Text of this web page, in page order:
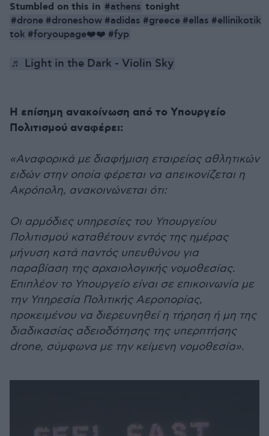
Stumbled on this in #athens tonight
#drone #droneshow #adidas #greece #ellas #ellinikotik
tok #foryoupage❤️❤️ #fyp
♬ Light in the Dark - Violin Sky
Η επίσημη ανακοίνωση από το Υπουργείο
Πολιτισμού αναφέρει:
«Αναφορικά με διαφήμιση εταιρείας αθλητικών
ειδών στην οποία φέρεται να απεικονίζεται η
Ακρόπολη, ανακοινώνεται ότι:
Οι αρμόδιες υπηρεσίες του Υπουργείου
Πολιτισμού καταθέτουν εντός της ημέρας
μήνυση κατά παντός υπευθύνου για
παραβίαση της αρχαιολογικής νομοθεσίας.
Επιπλέον το Υπουργείο είναι σε επικοινωνία με
την Υπηρεσία Πολιτικής Αεροπορίας,
προκειμένου να διερευνηθεί η τήρηση ή μη της
διαδικασίας αδειοδότησης της υπερπτήσης
drone, σύμφωνα με την κείμενη νομοθεσία».